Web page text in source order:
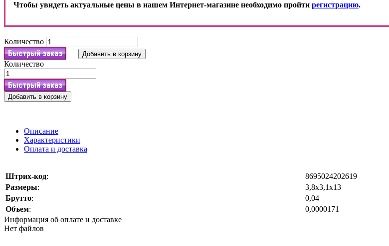
Чтобы увидеть актуальные цены в нашем Интернет-магазине необходимо пройти регистрацию.
Количество
Быстрый заказ Добавить в корзину
Количество
Быстрый заказ
Добавить в корзину
Описание
Характеристики
Оплата и доставка
Штрих-код:
8695024202619
Размеры:
3,8х3,1х13
Брутто:
0,04
Объем:
0,0000171
Информация об оплате и доставке
Нет файлов